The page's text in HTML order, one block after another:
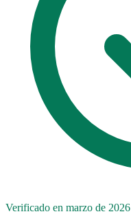
Verificado en marzo de 2026